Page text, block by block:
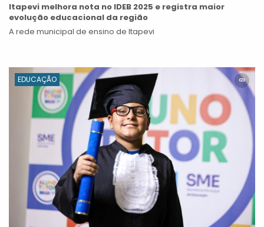
Itapevi melhora nota no IDEB 2025 e registra maior
evolução educacional da região
A rede municipal de ensino de Itapevi
EDUCAÇÃO